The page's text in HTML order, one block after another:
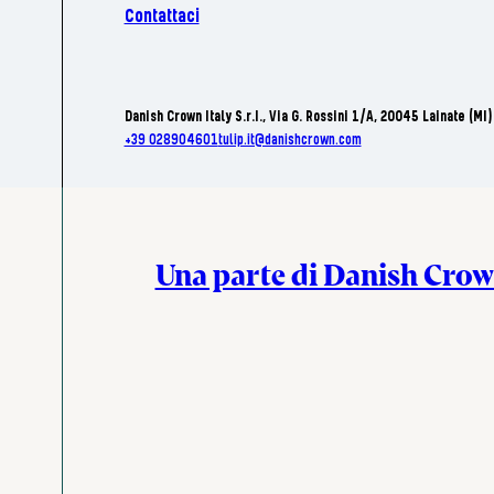
Contattaci
Danish Crown Italy S.r.I., Via G. Rossini 1/A, 20045 Lainate (MI)
+39 028904601tulip.it@danishcrown.com
Una parte di Danish